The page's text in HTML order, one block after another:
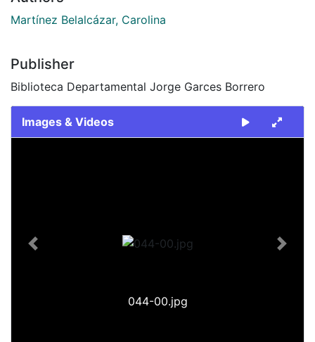
Martínez Belalcázar, Carolina
Publisher
Biblioteca Departamental Jorge Garces Borrero
Images & Videos
044-00.jpg
Previous Next